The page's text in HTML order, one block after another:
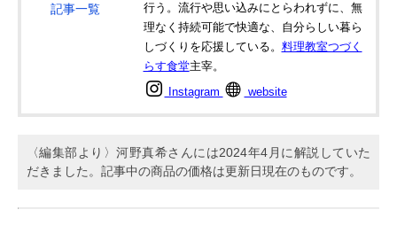
記事一覧
行う。流行や思い込みにとらわれずに、無
理なく持続可能で快適な、自分らしい暮ら
しづくりを応援している。 料理教室つづく
らす食堂主宰。
Instagram website
〈編集部より〉河野真希さんには2024年4月に解説していた
だきました。記事中の商品の価格は更新日現在のものです。